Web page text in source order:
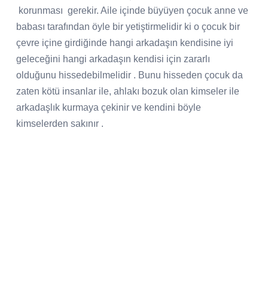
korunması gerekir. Aile içinde büyüyen çocuk anne ve
babası tarafından öyle bir yetiştirmelidir ki o çocuk bir
çevre içine girdiğinde hangi arkadaşın kendisine iyi
geleceğini hangi arkadaşın kendisi için zararlı
olduğunu hissedebilmelidir . Bunu hisseden çocuk da
zaten kötü insanlar ile, ahlakı bozuk olan kimseler ile
arkadaşlık kurmaya çekinir ve kendini böyle
kimselerden sakınır .